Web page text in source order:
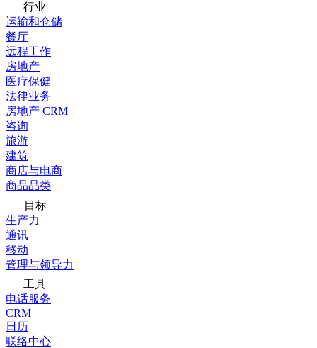
行业
运输和仓储
餐厅
远程工作
房地产
医疗保健
法律业务
房地产 CRM
咨询
旅游
建筑
商店与电商
商品品类
目标
生产力
通讯
移动
管理与领导力
工具
电话服务
CRM
日历
联络中心